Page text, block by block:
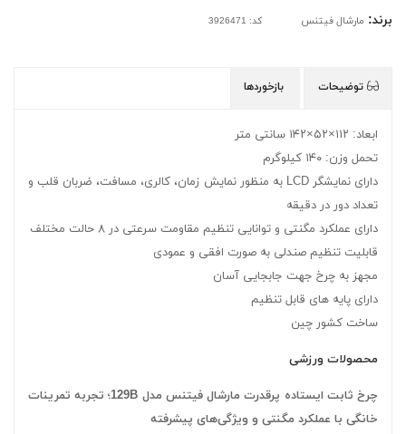
برند: مارشال فیتنس کد: 3926471
توضیحات بازخوردها
ابعاد: ۱۱۲×۵۲×۱۴۲ سانتی متر
تحمل وزن: ۱۴۰ کیلوگرم
دارای نمایشگر LCD به منظور نمایش زمان، کالری، مسافت، ضربان قلب و
تعداد دور در دقیقه
دارای عملکرد مگنتی و توانایی تنظیم مقاومت سرعتی در ۸ حالت مختلف
قابلیت تنظیم صندلی به صورت افقی و عمودی
مجهز به چرخ جهت جابجایی آسان
دارای پایه های قابل تنظیم
ساخت کشور چین
محصولات ورزشی
چرخ ثابت ایستاده پرقدرت مارشال فیتنس مدل 129B؛ تجربه تمرینات
خانگی با عملکرد مگنتی و ویژگی‌های پیشرفته